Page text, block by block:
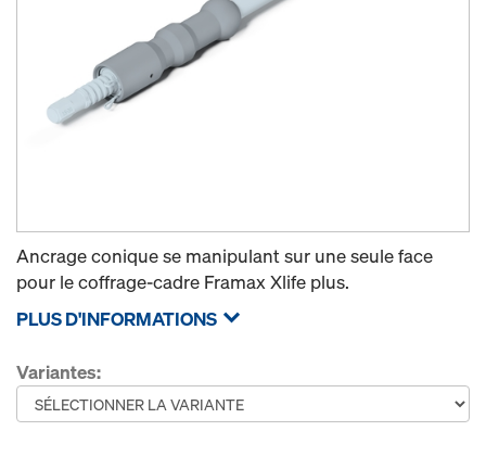
Ancrage conique se manipulant sur une seule face
pour le coffrage-cadre Framax Xlife plus.
PLUS D'INFORMATIONS
Variantes: